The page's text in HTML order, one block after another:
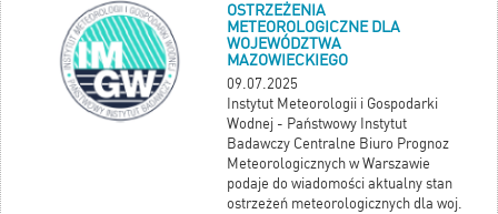
OSTRZEŻENIA
METEOROLOGICZNE DLA
WOJEWÓDZTWA
MAZOWIECKIEGO
09.07.2025
Instytut Meteorologii i Gospodarki
Wodnej - Państwowy Instytut
Badawczy Centralne Biuro Prognoz
Meteorologicznych w Warszawie
podaje do wiadomości aktualny stan
ostrzeżeń meteorologicznych dla woj.